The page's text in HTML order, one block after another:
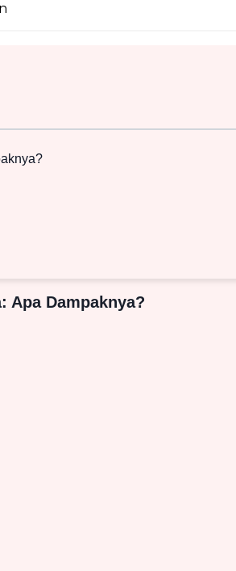
Apa Dampaknya?